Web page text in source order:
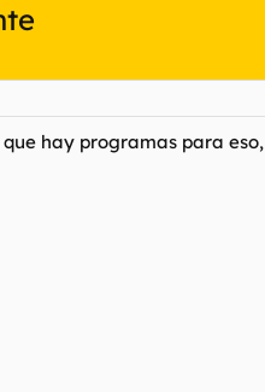
hay programas para